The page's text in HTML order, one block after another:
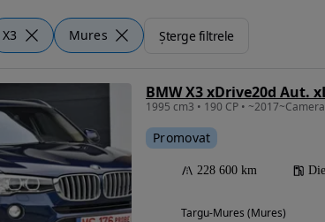
X3 Mures Șterge filtrele
BMW X3 xDrive20d Aut.
Promovat
228 600 km
Targu-Mures (Mures)